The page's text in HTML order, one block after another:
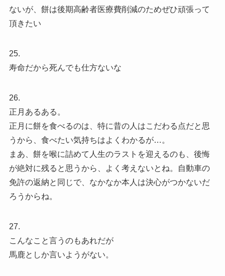
ないが、餅は後期高齢者医療費削減のためぜひ頑張って
頂きたい
25.
寿命だから死んでも仕方ないな
26.
正月あるある。
正月に餅を食べるのは、特に昔の人はこだわる点だと思
うから、食べたい気持ちはよくわかるが…。
まあ、餅を喉に詰めて人生のラストを迎えるのも、後悔
が絶対に残ると思うから、よく考えないとね。自動車の
免許の返納と同じで、なかなか本人は決心がつかないだ
ろうからね。
27.
こんなこと言うのもあれだが
馬鹿としか言いようがない。